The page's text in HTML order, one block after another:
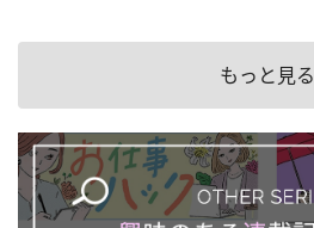
もっと見る